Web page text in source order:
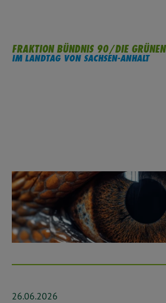
FRAKTION BÜNDNIS 90/DIE GRÜNEN
IM LANDTAG VON SACHSEN-ANHALT
26.06.2026